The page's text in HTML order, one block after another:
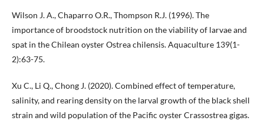
Wilson J. A., Chaparro O.R., Thompson R.J. (1996). The
importance of broodstock nutrition on the viability of larvae and
spat in the Chilean oyster Ostrea chilensis. Aquaculture 139(1-
2):63-75.
Xu C., Li Q., Chong J. (2020). Combined effect of temperature,
salinity, and rearing density on the larval growth of the black shell
strain and wild population of the Pacific oyster Crassostrea gigas.